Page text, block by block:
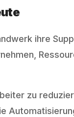
ihre
zu